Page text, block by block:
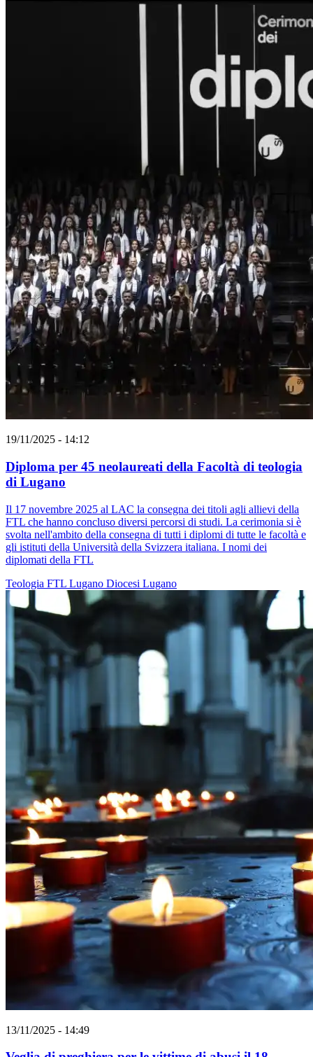
19/11/2025 - 14:12
Diploma per 45 neolaureati della Facoltà di teologia
di Lugano
Il 17 novembre 2025 al LAC la consegna dei titoli agli allievi della
FTL che hanno concluso diversi percorsi di studi. La cerimonia si è
svolta nell'ambito della consegna di tutti i diplomi di tutte le facoltà e
gli istituti della Università della Svizzera italiana. I nomi dei
diplomati della FTL
Teologia FTL Lugano Diocesi Lugano
13/11/2025 - 14:49